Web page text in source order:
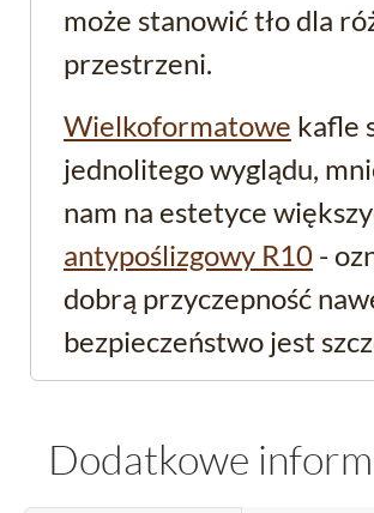
może stanowić tło dla
przestrzeni.
Wielkoformatowe kafle
jednolitego wyglądu,
nam na estetyce
antypoślizgowy R10 -
dobrą przyczepność
bezpieczeństwo jest
innych
Dodatkowe